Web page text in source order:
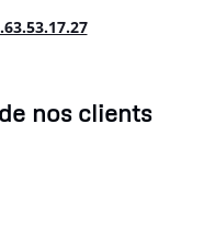
nos clients